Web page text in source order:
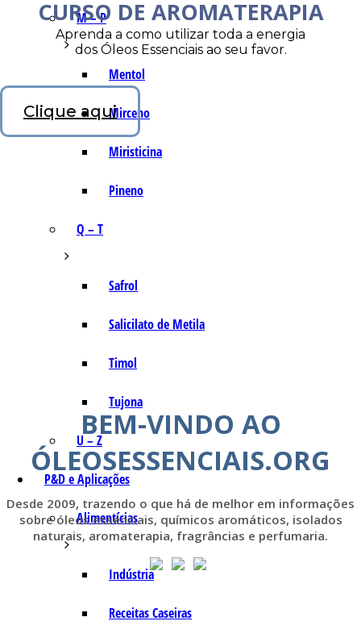
M – P
Mentol
Mirceno
Miristicina
Pineno
Q – T
Safrol
Salicilato de Metila
Timol
Tujona
U – Z
P&D e Aplicações
Alimentícias
Indústria
Receitas Caseiras
CURSO DE AROMATERAPIA
Aprenda a como utilizar toda a energia
dos Óleos Essenciais ao seu favor.
Clique aqui
BEM-VINDO AO
ÓLEOSESSENCIAIS.ORG
Desde 2009, trazendo o que há de melhor em informações
sobre óleos essenciais, químicos aromáticos, isolados
naturais, aromaterapia, fragrâncias e perfumaria.